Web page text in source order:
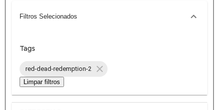
Filtros Selecionados
Tags
red-dead-redemption-2
Limpar filtros